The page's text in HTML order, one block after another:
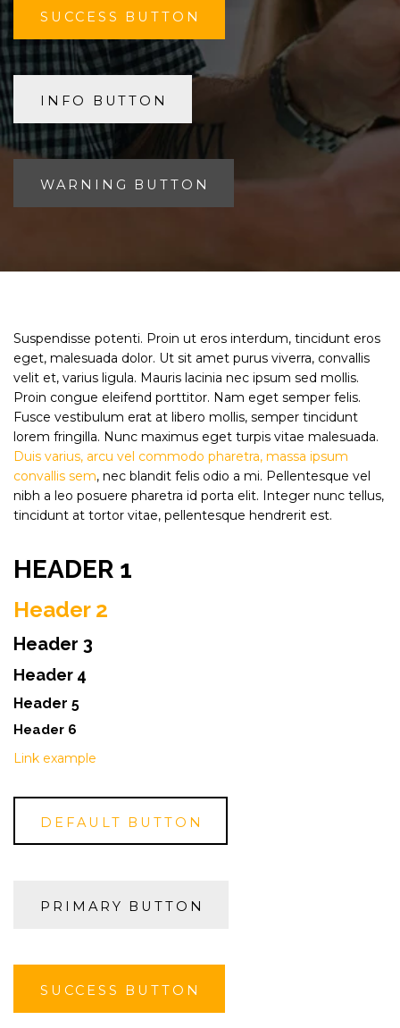
SUCCESS BUTTON
INFO BUTTON
WARNING BUTTON
Suspendisse potenti. Proin ut eros interdum, tincidunt eros
eget, malesuada dolor. Ut sit amet purus viverra, convallis
velit et, varius ligula. Mauris lacinia nec ipsum sed mollis.
Proin congue eleifend porttitor. Nam eget semper felis.
Fusce vestibulum erat at libero mollis, semper tincidunt
lorem fringilla. Nunc maximus eget turpis vitae malesuada.
Duis varius, arcu vel commodo pharetra, massa ipsum
convallis sem, nec blandit felis odio a mi. Pellentesque vel
nibh a leo posuere pharetra id porta elit. Integer nunc tellus,
tincidunt at tortor vitae, pellentesque hendrerit est.
HEADER 1
Header 2
Header 3
Header 4
Header 5
Header 6
Link example
DEFAULT BUTTON
PRIMARY BUTTON
SUCCESS BUTTON